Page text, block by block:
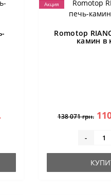
Акция
Romotop
камин в
138 071 грн.
-